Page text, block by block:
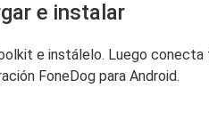
e instalar
e instálelo. Luego
FoneDog para Android.